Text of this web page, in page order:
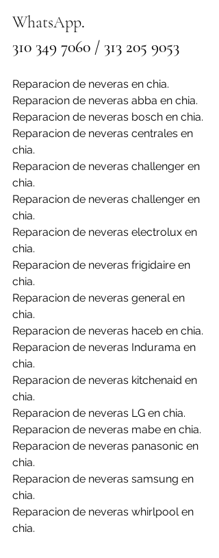
WhatsApp.
310 349 7060 / 313 205 9053
Reparacion de neveras en chia.
Reparacion de neveras abba en chia.
Reparacion de neveras bosch en chia.
Reparacion de neveras centrales en
chia.
Reparacion de neveras challenger en
chia.
Reparacion de neveras challenger en
chia.
Reparacion de neveras electrolux en
chia.
Reparacion de neveras frigidaire en
chia.
Reparacion de neveras general en
chia.
Reparacion de neveras haceb en chia.
Reparacion de neveras Indurama en
chia.
Reparacion de neveras kitchenaid en
chia.
Reparacion de neveras LG en chia.
Reparacion de neveras mabe en chia.
Reparacion de neveras panasonic en
chia.
Reparacion de neveras samsung en
chia.
Reparacion de neveras whirlpool en
chia.